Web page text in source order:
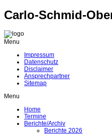
Carlo-Schmid-
Menu
Impressum
Datenschutz
Disclaimer
Ansprechpartner
Sitemap
Menu
Home
Termine
Berichte/Archiv
Berichte 2026